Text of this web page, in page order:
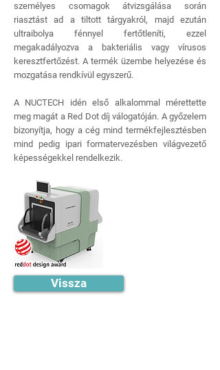
személyes csomagok átvizsgálása során
riasztást ad a tiltott tárgyakról, majd ezután
ultraibolya fénnyel fertőtleníti, ezzel
megakadályozva a bakteriális vagy vírusos
keresztfertőzést. A termék üzembe helyezése és
mozgatása rendkívül egyszerű.
A NUCTECH idén első alkalommal mérettette
meg magát a Red Dot díj válogatóján. A győzelem
bizonyítja, hogy a cég mind termékfejlesztésben
mind pedig ipari formatervezésben világvezető
képességekkel rendelkezik.
Vissza